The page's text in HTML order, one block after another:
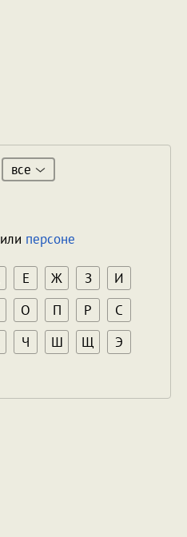
все
или персоне
Е Ж З
И
О П Р
С
Ч Ш Щ
Э